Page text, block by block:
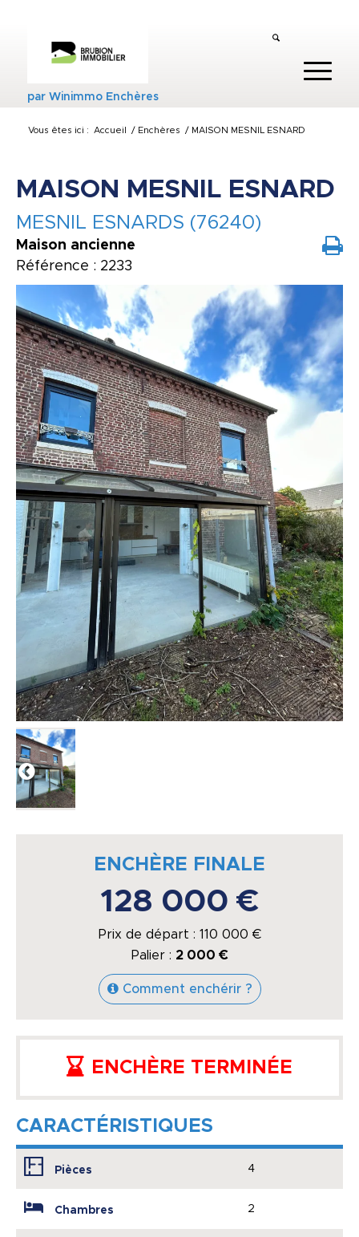
parWinimmo Enchères
Vous êtes ici : Accueil / Enchères / MAISON MESNIL ESNARD
MAISON MESNIL ESNARD
MESNIL ESNARDS (76240)
Maison ancienne
Référence : 2233
ENCHÈRE FINALE
128 000 €
Prix de départ : 110 000 €
Palier : 2 000 €
Comment enchérir ?
ENCHÈRE TERMINÉE
CARACTÉRISTIQUES
Pièces 4
Chambres 2